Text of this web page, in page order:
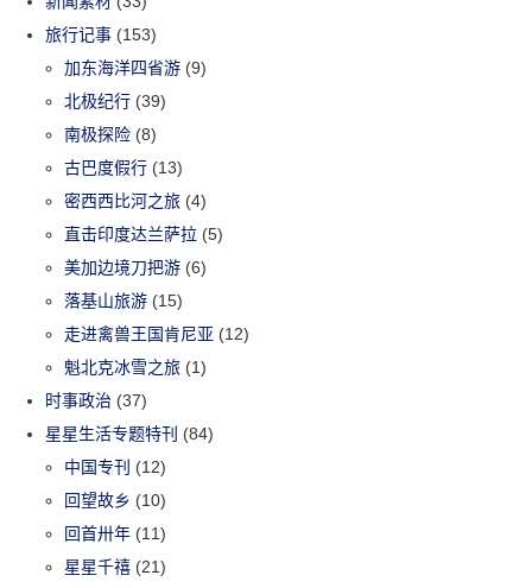
旅行记事 (153)
加东海洋四省游 (9)
北极纪行 (39)
南极探险 (8)
古巴度假行 (13)
密西西比河之旅 (4)
直击印度达兰萨拉 (5)
美加边境刀把游 (6)
落基山旅游 (15)
走进禽兽王国肯尼亚 (12)
魁北克冰雪之旅 (1)
时事政治 (37)
星星生活专题特刊 (84)
中国专刊 (12)
回望故乡 (10)
回首卅年 (11)
星星千禧 (21)